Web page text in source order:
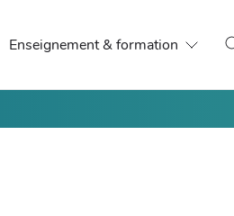
Enseignement & formation